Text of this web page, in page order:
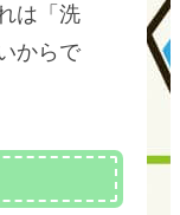
は「洗
からで